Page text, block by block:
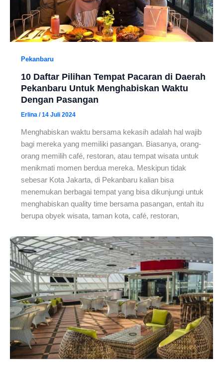
Pekanbaru
10 Daftar Pilihan Tempat Pacaran di Daerah
Pekanbaru Untuk Menghabiskan Waktu
Dengan Pasangan
Erlina /14 Juli 2024
Menghabiskan waktu bersama kekasih adalah hal wajib
bagi mereka yang memiliki pasangan. Biasanya, orang-
orang memilih café, restoran, atau tempat wisata untuk
menikmati momen berdua mereka. Meskipun tidak
sebesar Kota Jakarta, di Pekanbaru kalian bisa
menemukan berbagai tempat yang bisa dikunjungi untuk
menghabiskan quality time bersama pasangan, entah itu
berupa obyek wisata, taman kota, café, restoran,